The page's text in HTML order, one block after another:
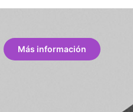
Más información